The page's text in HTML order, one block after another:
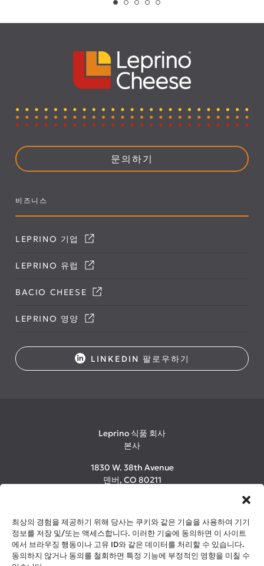
최상의 경험을 제공하기 위해 당사는 쿠키와 같은 기술을 사용하여 기기
정보를 저장 및/또는 액세스합니다. 이러한 기술에 동의하면 이 사이트
에서 브라우징 행동이나 고유 ID와 같은 데이터를 처리할 수 있습니다.
동의하지 않거나 동의를 철회하면 특정 기능에 부정적인 영향을 미칠 수
문의하기
비즈니스
LEPRINO 기업
LEPRINO 유럽
BACIO CHEESE
LEPRINO 영양
LINKEDIN 팔로우하기
Leprino 식품 회사
본사
1830 W. 38th Avenue
덴버, CO 80211
©2026 Leprino Foods Company. All Rights Reserved.